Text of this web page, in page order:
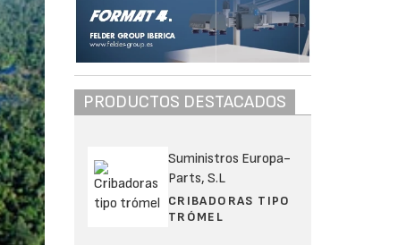
PRODUCTOS DESTACADOS
Suministros Europa-
Parts, S.L
CRIBADORAS TIPO
TRÓMEL